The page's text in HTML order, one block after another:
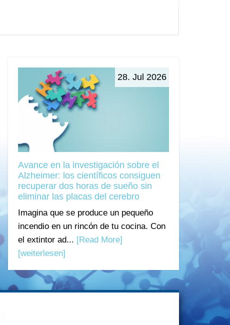
28. Jul 2026
Avance en la investigación sobre el
Alzheimer: los científicos consiguen
recuperar dos horas de sueño sin
eliminar las placas del cerebro
Imagina que se produce un pequeño
incendio en un rincón de tu cocina. Con
el extintor ad... [Read More]
[weiterlesen]